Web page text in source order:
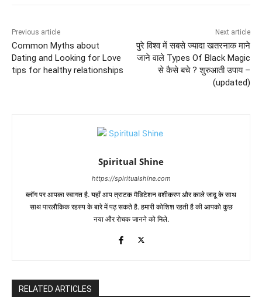
Previous article
Common Myths about
Dating and Looking for Love
tips for healthy relationships
Next article
पुरे विश्व में सबसे ज्यादा खतरनाक माने
जाने वाले Types Of Black Magic
से कैसे बचे ? शुरुआती उपाय –
(updated)
Spiritual Shine
https://spiritualshine.com
ब्लॉग पर आपका स्वागत है. यहाँ आप त्राटक मैडिटेशन वशीकरण और काले जादू के साथ
साथ पारलौकिक रहस्य के बारे में पढ़ सकते है. हमारी कोशिश रहती है की आपको कुछ
नया और रोचक जानने को मिले.
RELATED ARTICLES